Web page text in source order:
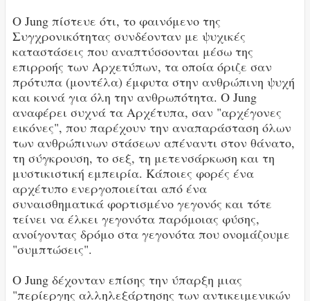
Ο Jung πίστευε ότι, το φαινόμενο της
Συγχρονικότητας συνδέονταν με ψυχικές
καταστάσεις που αναπτύσσονται μέσω της
επιρροής των Αρχετύπων, τα οποία όριζε σαν
πρότυπα (μοντέλα) έμφυτα στην ανθρώπινη ψυχή
και κοινά για όλη την ανθρωπότητα. Ο Jung
αναφέρει συχνά τα Αρχέτυπα, σαν "αρχέγονες
εικόνες", που παρέχουν την αναπαράσταση όλων
των ανθρώπινων στάσεων απέναντι στον θάνατο,
τη σύγκρουση, το σεξ, τη μετενσάρκωση και τη
μυστικιστική εμπειρία. Κάποιες φορές ένα
αρχέτυπο ενεργοποιείται από ένα
συναισθηματικά φορτισμένο γεγονός και τότε
τείνει να έλκει γεγονότα παρόμοιας φύσης,
ανοίγοντας δρόμο στα γεγονότα που ονομάζουμε
"συμπτώσεις".
Ο Jung δέχονταν επίσης την ύπαρξη μιας
"περίεργης αλληλεξάρτησης των αντικειμενικών